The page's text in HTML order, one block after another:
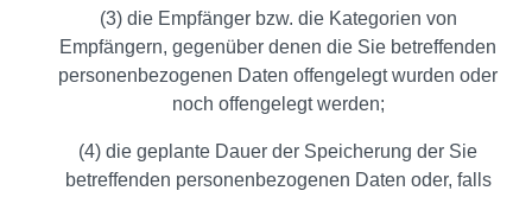
(3) die Empfänger bzw. die Kategorien von
Empfängern, gegenüber denen die Sie betreffenden
personenbezogenen Daten offengelegt wurden oder
noch offengelegt werden;
(4) die geplante Dauer der Speicherung der Sie
betreffenden personenbezogenen Daten oder, falls